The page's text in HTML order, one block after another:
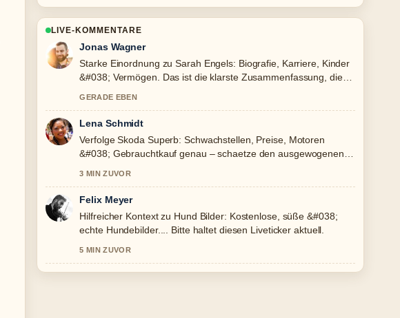
LIVE-KOMMENTARE
Jonas Wagner
Starke Einordnung zu Sarah Engels: Biografie, Karriere, Kinder
&#038; Vermögen. Das ist die klarste Zusammenfassung, die
GERADE EBEN
Lena Schmidt
Verfolge Skoda Superb: Schwachstellen, Preise, Motoren
&#038; Gebrauchtkauf genau – schaetze den ausgewogenen
3 MIN ZUVOR
Felix Meyer
Hilfreicher Kontext zu Hund Bilder: Kostenlose, süße &#038;
echte Hundebilder.... Bitte haltet diesen Liveticker aktuell.
5 MIN ZUVOR